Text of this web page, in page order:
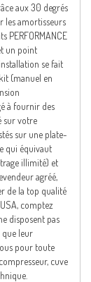
aux 30 degrés
les amortisseurs
PERFORMANCE
un point
se fait
(manuel en
à fournir des
sur votre
sur une plate-
qui équivaut
illimité) et
agréé,
de la top qualité
comptez
disposent pas
que leur
pour toute
cuve